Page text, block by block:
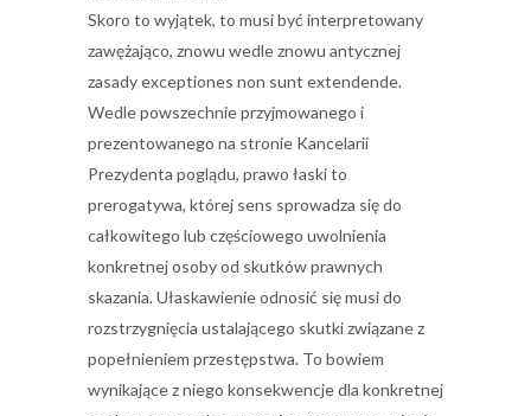
Skoro to wyjątek, to musi być interpretowany
zawężająco, znowu wedle znowu antycznej
zasady exceptiones non sunt extendende.
Wedle powszechnie przyjmowanego i
prezentowanego na stronie Kancelarii
Prezydenta poglądu, prawo łaski to
prerogatywa, której sens sprowadza się do
całkowitego lub częściowego uwolnienia
konkretnej osoby od skutków prawnych
skazania. Ułaskawienie odnosić się musi do
rozstrzygnięcia ustalającego skutki związane z
popełnieniem przestępstwa. To bowiem
wynikające z niego konsekwencje dla konkretnej